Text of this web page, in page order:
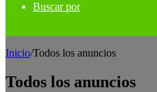
Buscar por
Inicio/Todos los anuncios
Todos los anuncios